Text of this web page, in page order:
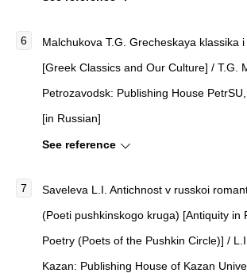
Malchukova T.G. Grecheskaya klassika
[Greek Classics and Our Culture] / T.G.
Petrozavodsk: Publishing House
[in Russian]
See reference
Saveleva L.I. Antichnost v russkoi
(Poeti pushkinskogo kruga) [Antiquity in
Poetry (Poets of the Pushkin Circle)] /
Kazan: Publishing House of Kazan